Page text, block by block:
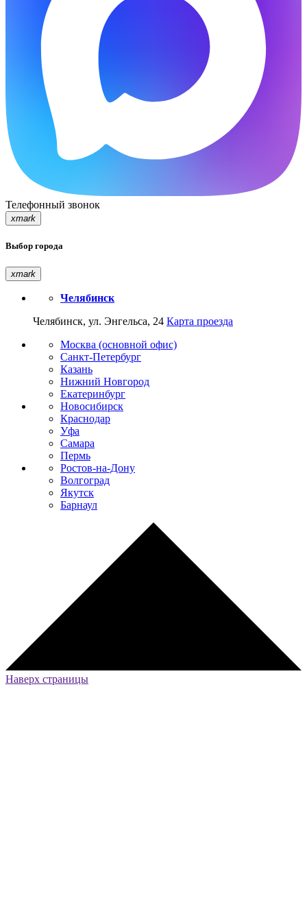
Телефонный звонок
xmark
Выбор города
xmark
Челябинск
Челябинск, ул. Энгельса, 24 Карта проезда
Москва (основной офис)
Санкт-Петербург
Казань
Нижний Новгород
Екатеринбург
Новосибирск
Краснодар
Уфа
Самара
Пермь
Ростов-на-Дону
Волгоград
Якутск
Барнаул
Наверх страницы